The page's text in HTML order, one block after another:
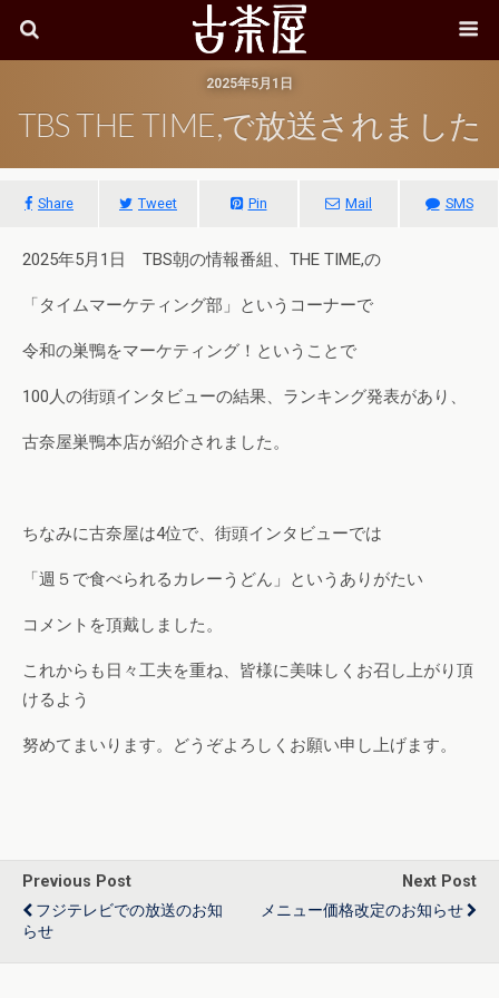
2025年5月1日
TBS THE TIME,で放送されました
Share Tweet Pin Mail SMS
2025年5月1日 TBS朝の情報番組、THE TIME,の
「タイムマーケティング部」というコーナーで
令和の巣鴨をマーケティング！ということで
100人の街頭インタビューの結果、ランキング発表があり、
古奈屋巣鴨本店が紹介されました。
ちなみに古奈屋は4位で、街頭インタビューでは
「週５で食べられるカレーうどん」というありがたい
コメントを頂戴しました。
これからも日々工夫を重ね、皆様に美味しくお召し上がり頂
けるよう
努めてまいります。どうぞよろしくお願い申し上げます。
Previous Post
フジテレビでの放送のお知
らせ
Next Post
メニュー価格改定のお知らせ